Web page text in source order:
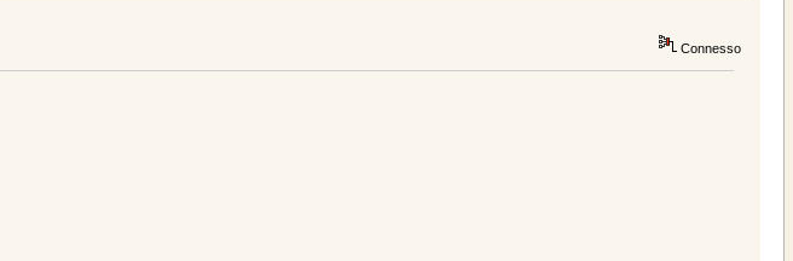
Connesso